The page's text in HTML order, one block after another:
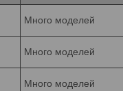
Много моделей
Много моделей
Много моделей